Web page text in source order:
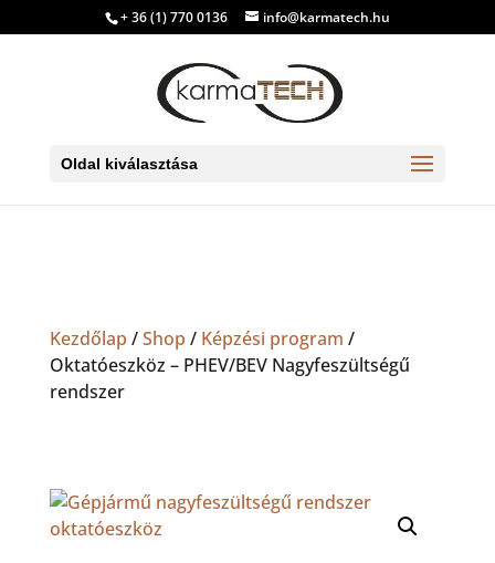
+ 36 (1) 770 0136 info@karmatech.hu
Oldal kiválasztása
Kezdőlap /Shop / Képzési program /
Oktatóeszköz – PHEV/BEV Nagyfeszültségű
rendszer